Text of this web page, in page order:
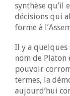
synthèse qu’il
décisions qui
forme à
Il y a
nom de
pouvoir
termes, la
aujourd’hui